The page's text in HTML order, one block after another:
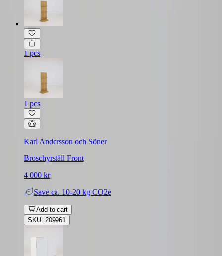
1 pcs
1 pcs
Karl Andersson och Söner
Broschyrställ Front
4 000 kr
Save ca. 10-20 kg CO2e
Add to cart
SKU: 209961